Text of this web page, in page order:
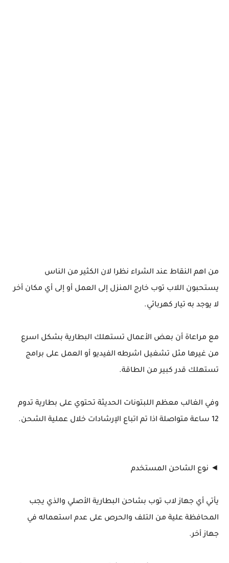
من اهم النقاط عند الشراء نظرا لان الكثير من الناس
يستحبون اللاب توب خارج المنزل إلى العمل أو إلى أي مكان أخر
لا يوجد به تيار كهربائي.
مع مراعاة أن بعض الأعمال تستهلك البطارية بشكل اسرع
من غيرها مثل تشغيل اشرطه الفيديو أو العمل على برامج
تستهلك قدر كبير من الطاقة.
وفي الغالب معظم اللبتونات الحديثة تحتوي على بطارية تدوم
12 ساعة متواصلة اذا تم اتباع الإرشادات خلال عملية الشحن.
◄ نوع الشاحن المستخدم
يأتي أي جهاز لاب توب بشاحن البطارية الأصلي والذي يجب
المحافظة علية من التلف والحرص على عدم استعماله في
جهاز أخر.